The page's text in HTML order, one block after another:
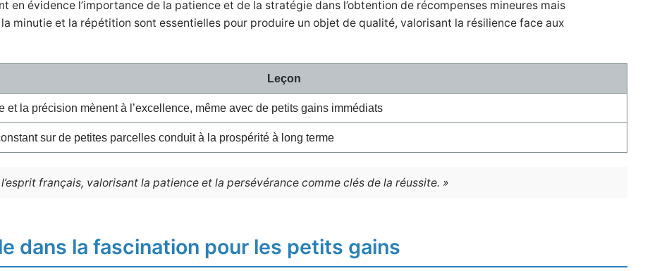
en évidence l’importance de la patience et de la stratégie dans l’obtention de récompenses mineures mais
minutie et la répétition sont essentielles pour produire un objet de qualité, valorisant la résilience face aux
Leçon
et la précision mènent à l’excellence, même avec de petits gains immédiats
sur de petites parcelles conduit à la prospérité à long terme
français, valorisant la patience et la persévérance comme clés de la réussite. »
dans la fascination pour les petits gains